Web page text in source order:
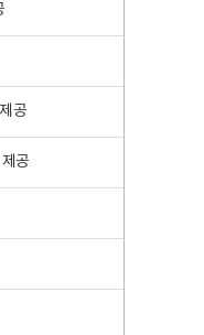
공
공